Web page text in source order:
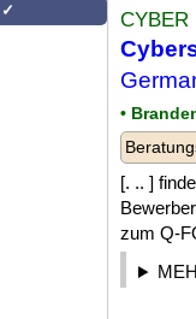
CYBER
•
[. .. ]
zum Q-